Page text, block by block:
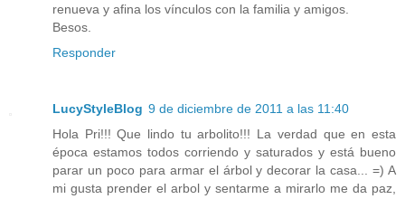
renueva y afina los vínculos con la familia y amigos.
Besos.
Responder
LucyStyleBlog 9 de diciembre de 2011 a las 11:40
Hola Pri!!! Que lindo tu arbolito!!! La verdad que en esta
época estamos todos corriendo y saturados y está bueno
parar un poco para armar el árbol y decorar la casa... =) A
mi gusta prender el arbol y sentarme a mirarlo me da paz,